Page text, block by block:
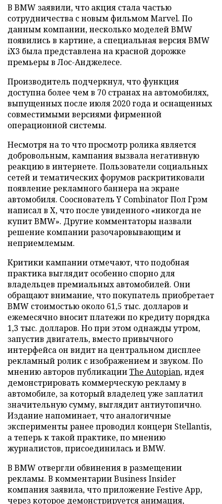
В BMW заявили, что акция стала частью
сотрудничества с новым фильмом Marvel. По
данным компании, несколько моделей BMW
появились в картине, а специальная версия BMW
iX3 была представлена на красной дорожке
премьеры в Лос-Анджелесе.
Производитель подчеркнул, что функция
доступна более чем в 70 странах на автомобилях,
выпущенных после июля 2020 года и оснащенных
совместимыми версиями фирменной
операционной системы.
Несмотря на то что просмотр ролика является
добровольным, кампания вызвала негативную
реакцию в интернете. Пользователи социальных
сетей и тематических форумов раскритиковали
появление рекламного баннера на экране
автомобиля. Сооснователь Y Combinator Пол Грэм
написал в X, что после увиденного «никогда не
купит BMW». Другие комментаторы назвали
решение компании разочаровывающим и
неприемлемым.
Критики кампании отмечают, что подобная
практика выглядит особенно спорно для
владельцев премиальных автомобилей. Они
обращают внимание, что покупатель приобретает
BMW стоимостью около 61,5 тыс. долларов и
ежемесячно вносит платежи по кредиту порядка
1,3 тыс. долларов. Но при этом однажды утром,
запустив двигатель, вместо привычного
интерфейса он видит на центральном дисплее
рекламный ролик с изображением и звуком. По
мнению авторов публикацииThe Autopian, идея
демонстрировать коммерческую рекламу в
автомобиле, за который владелец уже заплатил
значительную сумму, выглядит антиутопично.
Издание напоминает, что аналогичные
эксперименты ранее проводил концерн Stellantis,
а теперь к такой практике, по мнению
журналистов, присоединилась и BMW.
В BMW отвергли обвинения в размещении
рекламы. В комментарии Business Insider
компания заявила, что приложение Festive App,
через которое демонстрируется анимация,